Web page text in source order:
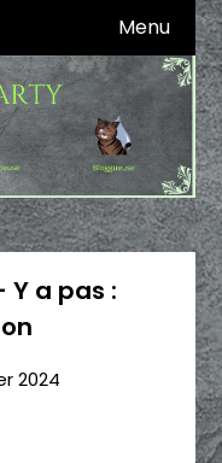
Menu
Y a pas :
2024